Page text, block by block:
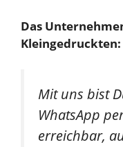
Das
Kleingedruckten:
Mit uns bist
WhatsApp
erreichbar,